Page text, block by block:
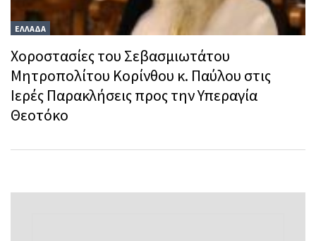
ΕΛΛΑΔΑ
Χοροστασίες του Σεβασμιωτάτου
Μητροπολίτου Κορίνθου κ. Παύλου στις
Ιερές Παρακλήσεις προς την Υπεραγία
Θεοτόκο